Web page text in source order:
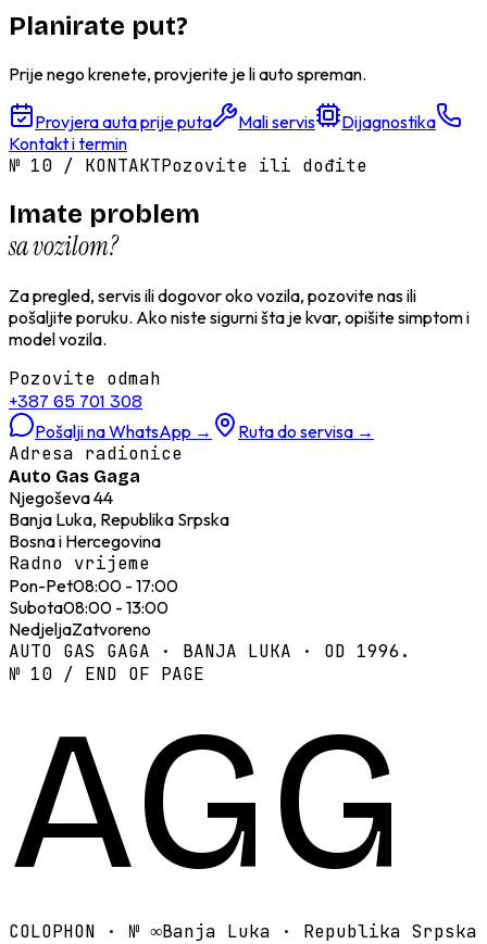
Planirate put?
Prije nego krenete, provjerite je li auto spreman.
Provjera auta prije puta Mali servis
Dijagnostika
Kontakt i termin
№ 10 / KONTAKTPozovite ili dođite
Imate problem
sa vozilom?
Za pregled, servis ili dogovor oko vozila, pozovite nas ili
pošaljite poruku. Ako niste sigurni šta je kvar, opišite simptom i
model vozila.
Pozovite odmah
+387 65 701 308
Pošalji na WhatsApp → Ruta do servisa →
Adresa radionice
Auto Gas Gaga
Njegoševa 44
Banja Luka, Republika Srpska
Bosna i Hercegovina
Radno vrijeme
Pon-Pet08:00 - 17:00
Subota08:00 - 13:00
NedjeljaZatvoreno
AUTO GAS GAGA · BANJA LUKA · OD 1996.
№ 10 / END OF PAGE
AGG
COLOPHON · № ∞Banja Luka · Republika Srpska